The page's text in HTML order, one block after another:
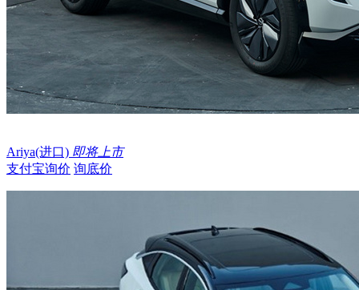
Ariya(进口) 即将上市
支付宝询价 询底价